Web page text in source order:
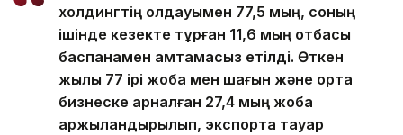
холдингтің қолдауымен 77,5 мың, соның
ішінде кезекте тұрған 11,6 мың отбасы
баспанамен қамтамасыз етілді. Өткен
жылы 77 ірі жоба мен шағын және орта
бизнеске арналған 27,4 мың жоба
қаржыландырылып, экспортқа тауар